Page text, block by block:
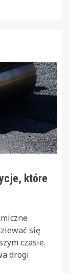
które
się
czasie.
drogi